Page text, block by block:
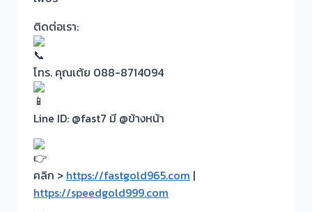
ติดต่อเรา:
โทร. คุณเต้ย 088-8714094
Line ID: @fast7 มี @ข้างหน้า
คลิก > https://fastgold965.com |
https://speedgold999.com